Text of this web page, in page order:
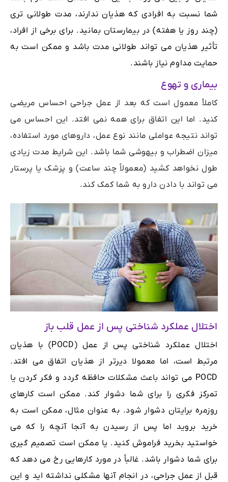
شما نسبت به افرادی که هذیان ندارند، مدت طولانی تری
(چند روز یا هفته) در بیمارستان بمانید. برای برخی از افراد،
تأثیر هذیان می تواند طولانی مدت باشد و ممکن است به
حمایت مداوم نیاز باشند.
بیماری و تهوع
کاملاً معمول است که بعد از عمل جراحی احساس مریضی
کنید. اما این اتفاق برای همه نمی افتد. این احساس می
تواند نتیجه عواملی مانند نوع عمل، داروهای مورد استفاده،
میزان اضطراب و بیهوشی شما باشد. این شرایط مدت زیادی
طول نخواهد کشید (معمولاً چند ساعت) و پزشک یا پرستار
می تواند با دادن دارو به شما کمک کند.
اختلال عملکرد شناختی پس از عمل قلب باز
اختلال عملکرد شناختی پس از عمل (POCD) با هذیان
مرتبط است، اما معمولا دیرتر از هذیان اتفاق می افتد.
POCD می تواند باعث مشکلات حافظه گردد و فکر کردن یا
تمرکز فکری را برای شما دشوار کند. ممکن است کارهای
روزمره برایتان دشوار شود. به عنوان مثال، ممکن است به
خرید بروید اما پس از رسیدن به آنجا آنچه را که می
خواستید بخرید فراموش کنید. یا ممکن است تصمیم گیری
برای شما دشوار باشد. غالباً در مورد کارهایی رخ می دهد که
قبل از عمل جراحی، در انجام آنها مشکلی نداشته اید و این